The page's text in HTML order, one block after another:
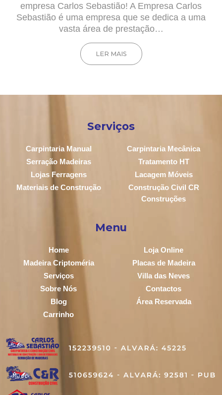
empresa Carlos Sebastião! A Empresa Carlos
Sebastião é uma empresa que se dedica a uma
vasta área de prestação…
LER MAIS
Serviços
Carpintaria Manual
Carpintaria Mecânica
Serração Madeiras
Tratamento HT
Lojas Ferragens
Lacagem Móveis
Materiais de Construção
Construção Civil CR
Construções
Menu
Home
Loja Online
Madeira Criptoméria
Placas de Madeira
Serviços
Villa das Neves
Sobre Nós
Contactos
Blog
Área Reservada
Carrinho